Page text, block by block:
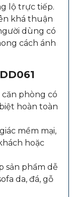
lộ trực tiếp.
khá thuận
dùng có
cách ánh
phòng có
hoàn toàn
mềm mại,
hoặc
sản phẩm dễ
da, đá, gỗ